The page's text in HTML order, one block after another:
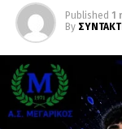
Published 1
By